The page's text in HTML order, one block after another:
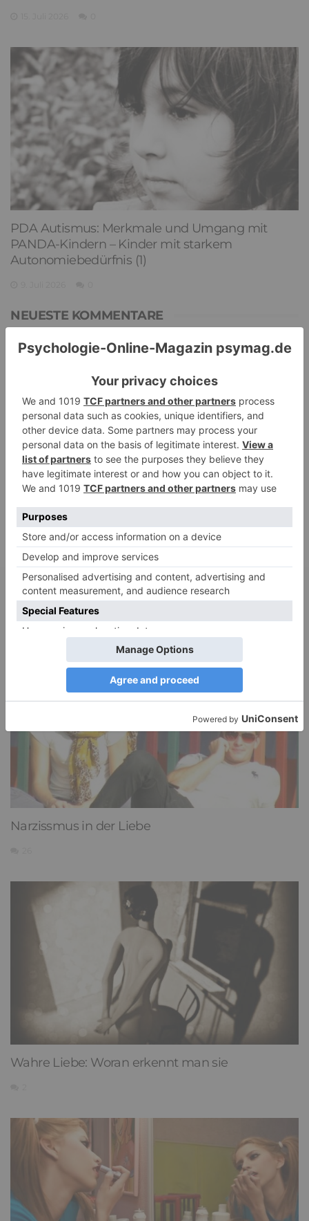
PDA Autismus: Merkmale und Umgang mit
PANDA-Kindern – Kinder mit starkem
Autonomiebedürfnis (1)
NEUESTE KOMMENTARE
Renate B.zuVerbale Angriffe abwehren: Psychologische Tipps für
HaBa zu Verbale Angriffe abwehren: Psychologische Tipps für
ruhige Antworten
Adele zuVerbale Angriffe abwehren: Psychologische Tipps für
ruhige Antworten
Juliette P.zuMerkmale der komplexen Posttraumatischen
Belastungsstörung: Traumafolgen verständlich erklärt
Ansgarzu
vermutlich aus – Narzisstisch geprägte Kindheit (1)
DIE BELIEBTESTEN ARTIKEL
Narzissmus in der Liebe
Wahre Liebe: Woran erkennt man sie